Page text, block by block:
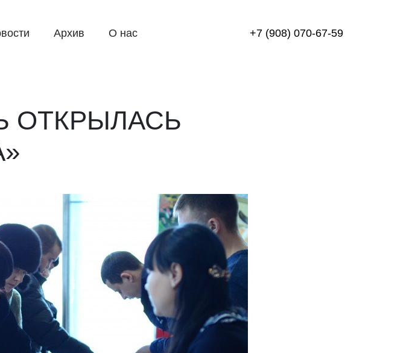
Архив О нас +7 (908) 070-67-59
ОТКРЫЛАСЬ